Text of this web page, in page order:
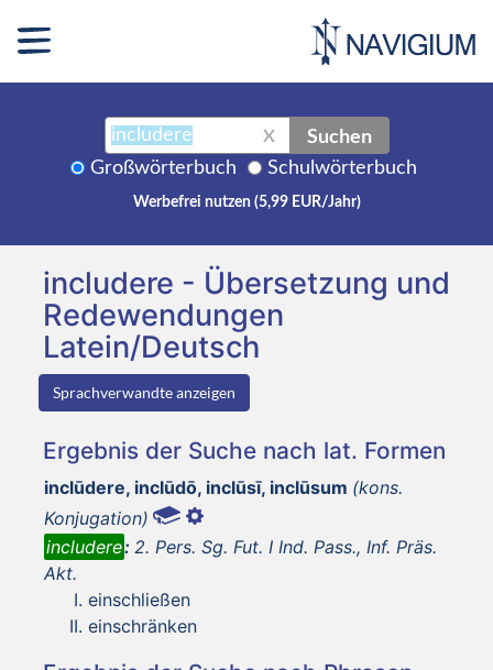
X Suchen
Großwörterbuch Schulwörterbuch
Werbefrei nutzen (5,99 EUR/Jahr)
includere - Übersetzung und
Redewendungen
Latein/Deutsch
Sprachverwandte anzeigen
Ergebnis der Suche nach lat. Formen
inclūdere, inclūdō, inclūsī, inclūsum (kons.
Konjugation)
includere: 2. Pers. Sg. Fut. I Ind. Pass., Inf. Präs.
Akt.
einschließen
einschränken